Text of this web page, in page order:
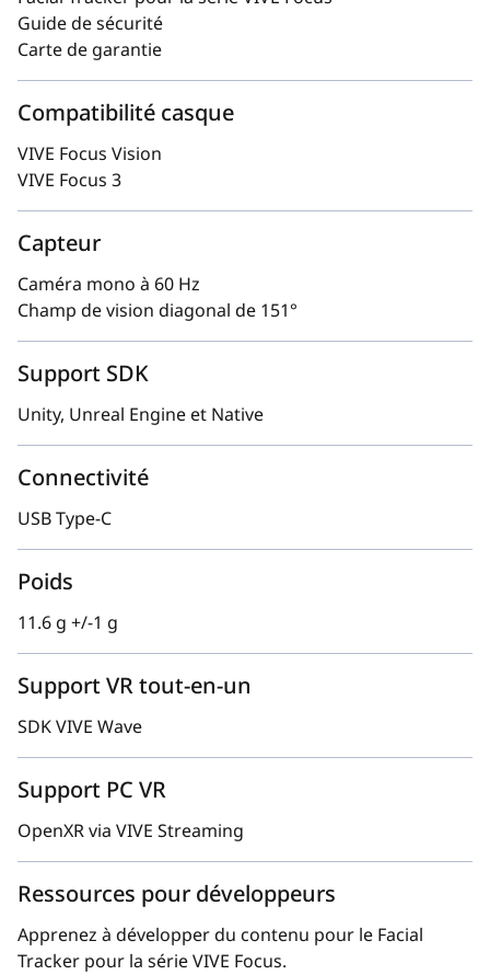
Guide de sécurité
Carte de garantie
Compatibilité casque
VIVE Focus Vision
VIVE Focus 3
Capteur
Caméra mono à 60 Hz
Champ de vision diagonal de 151°
Support SDK
Unity, Unreal Engine et Native
Connectivité
USB Type-C
Poids
11.6 g +/-1 g
Support VR tout-en-un
SDK VIVE Wave
Support PC VR
OpenXR via VIVE Streaming
Ressources pour développeurs
Apprenez à développer du contenu pour le Facial
Tracker pour la série VIVE Focus.